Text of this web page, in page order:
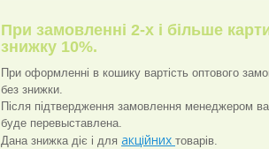
При замовленні 2-х і більше
знижку 10%.
При оформленні в кошику вартість оптового
без знижки.
Після підтвердження замовлення менеджером
буде перевыставлена.
Дана знижка діє і для акційних товарів.